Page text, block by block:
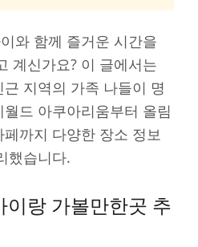
와 함께 즐거운 시간을
계신가요? 이 글에서는
지역의 가족 나들이 명
드 아쿠아리움부터 올림
까지 다양한 장소 정보
했습니다.
이랑 가볼만한곳 추